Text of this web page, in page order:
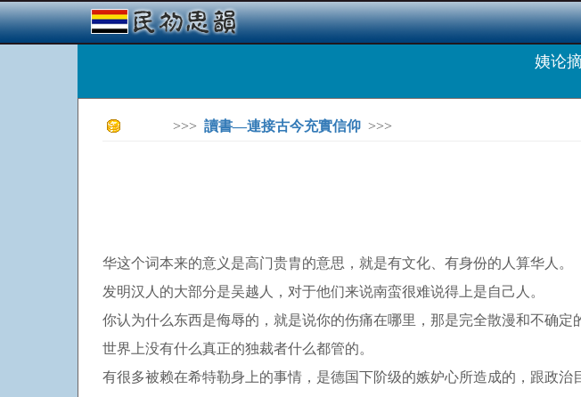
姨论
>>> 讀書—連接古今充實信仰 >>>
华这个词本来的意义是高门贵胄的意思，就是有文化、有身份的人算华人。
发明汉人的大部分是吴越人，对于他们来说南蛮很难说得上是自己人。
你认为什么东西是侮辱的，就是说你的伤痛在哪里，那是完全散漫和不确定
世界上没有什么真正的独裁者什么都管的。
有很多被赖在希特勒身上的事情，是德国下阶级的嫉妒心所造成的，跟政治